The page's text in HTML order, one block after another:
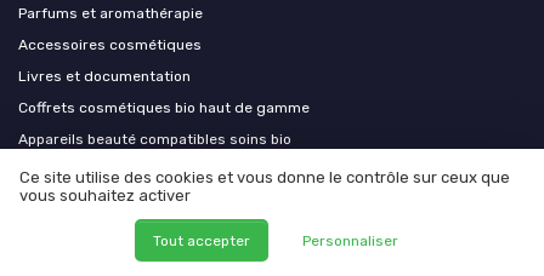
Parfums et aromathérapie
Accessoires cosmétiques
Livres et documentation
Coffrets cosmétiques bio haut de gamme
Appareils beauté compatibles soins bio
Soins capillaires bio premium
Aromathérapie et phytothérapie premium
Équipements esthétiques bio
Compléments alimentaires bio et nutricosmétique
Ce site utilise des cookies et vous donne le contrôle sur ceux que
vous souhaitez activer
Tout accepter Personnaliser